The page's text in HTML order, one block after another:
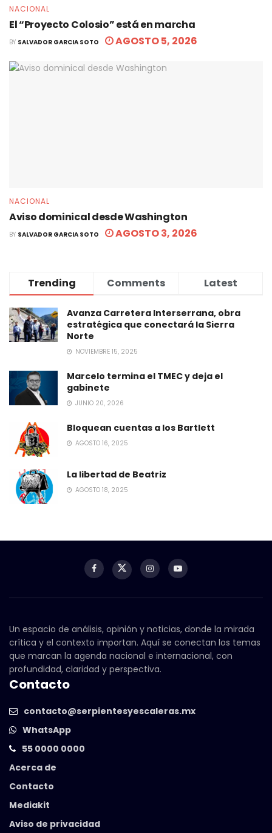
NACIONAL
El “Proyecto Colosio” está en marcha
BY SALVADOR GARCIA SOTO AGOSTO 5, 2026
NACIONAL
Aviso dominical desde Washington
BY SALVADOR GARCIA SOTO AGOSTO 3, 2026
Trending Comments Latest
Avanza Carretera Interserrana, obra
estratégica que conectará la Sierra
Norte
NOVIEMBRE 15, 2025
Marcelo termina el TMEC y deja el
gabinete
JUNIO 20, 2026
Bloquean cuentas a los Bartlett
AGOSTO 16, 2025
La libertad de Beatriz
AGOSTO 18, 2025
Un espacio de análisis, opinión y noticias, donde la mirada
crítica y el contexto importan. Aquí se conectan los temas
que marcan la agenda nacional e internacional, con
profundidad, claridad y perspectiva.
Contacto
contacto@serpientesyescaleras.mx
WhatsApp
55 0000 0000
Acerca de
Contacto
Mediakit
Aviso de privacidad